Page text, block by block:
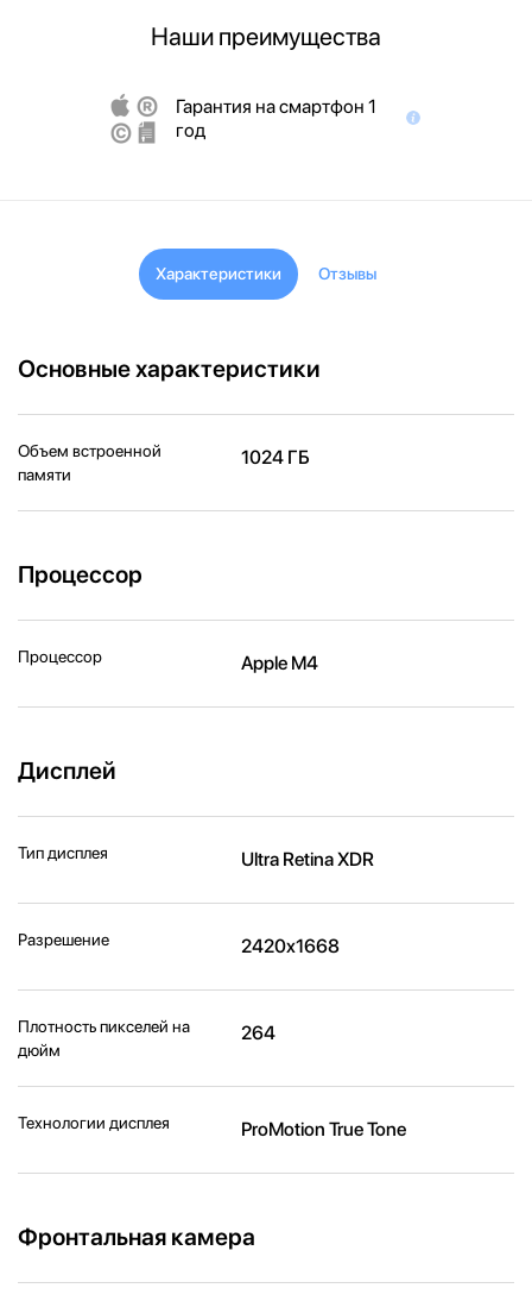
Наши преимущества
Гарантия на смартфон 1
год
Характеристики Отзывы
Основные характеристики
Объем встроенной
памяти
1024 ГБ
Процессор
Процессор Apple M4
Дисплей
Тип дисплея Ultra Retina XDR
Разрешение 2420x1668
Плотность пикселей на
дюйм
264
Технологии дисплея ProMotion True Tone
Фронтальная камера